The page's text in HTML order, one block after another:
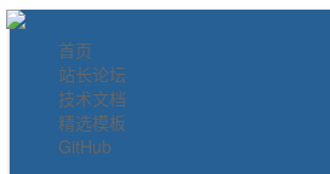
首页
站长论坛
技术文档
精选模板
GitHub